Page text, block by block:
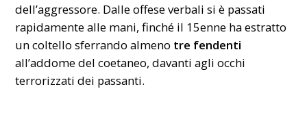
dell’aggressore. Dalle offese verbali si è passati
rapidamente alle mani, finché il 15enne ha estratto
un coltello sferrando almeno tre fendenti
all’addome del coetaneo, davanti agli occhi
terrorizzati dei passanti.